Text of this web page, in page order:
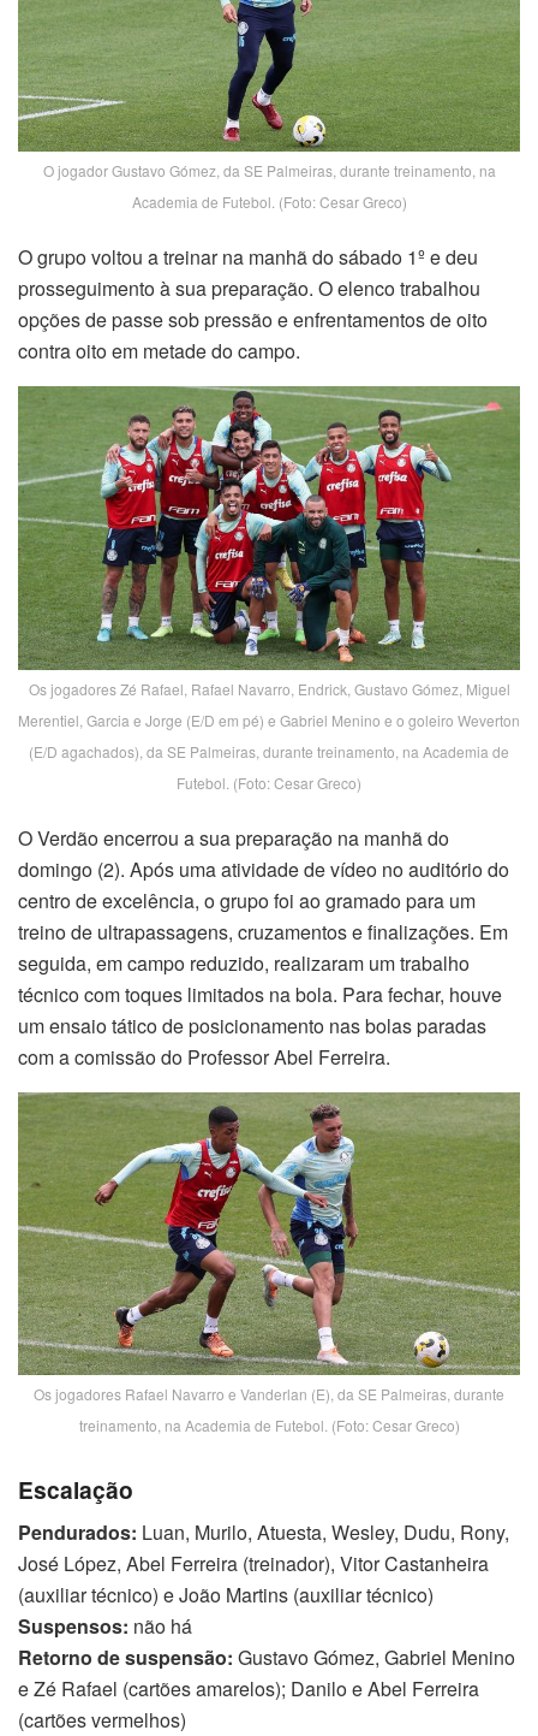
O jogador Gustavo Gómez, da SE Palmeiras, durante treinamento, na
Academia de Futebol. (Foto: Cesar Greco)
O grupo voltou a treinar na manhã do sábado 1º e deu
prosseguimento à sua preparação. O elenco trabalhou
opções de passe sob pressão e enfrentamentos de oito
contra oito em metade do campo.
Os jogadores Zé Rafael, Rafael Navarro, Endrick, Gustavo Gómez, Miguel
Merentiel, Garcia e Jorge (E/D em pé) e Gabriel Menino e o goleiro Weverton
(E/D agachados), da SE Palmeiras, durante treinamento, na Academia de
Futebol. (Foto: Cesar Greco)
O Verdão encerrou a sua preparação na manhã do
domingo (2). Após uma atividade de vídeo no auditório do
centro de excelência, o grupo foi ao gramado para um
treino de ultrapassagens, cruzamentos e finalizações. Em
seguida, em campo reduzido, realizaram um trabalho
técnico com toques limitados na bola. Para fechar, houve
um ensaio tático de posicionamento nas bolas paradas
com a comissão do Professor Abel Ferreira.
Os jogadores Rafael Navarro e Vanderlan (E), da SE Palmeiras, durante
treinamento, na Academia de Futebol. (Foto: Cesar Greco)
Escalação
Pendurados: Luan, Murilo, Atuesta, Wesley, Dudu, Rony,
José López, Abel Ferreira (treinador), Vitor Castanheira
(auxiliar técnico) e João Martins (auxiliar técnico)
Suspensos: não há
Retorno de suspensão: Gustavo Gómez, Gabriel Menino
e Zé Rafael (cartões amarelos); Danilo e Abel Ferreira
(cartões vermelhos)